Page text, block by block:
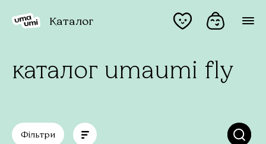
Каталог
каталог umaumi fly
Фільтри